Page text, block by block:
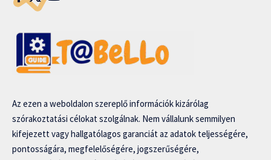
Az ezen a weboldalon szereplő információk kizárólag
szórakoztatási célokat szolgálnak. Nem vállalunk semmilyen
kifejezett vagy hallgatólagos garanciát az adatok teljességére,
pontosságára, megfelelőségére, jogszerűségére,